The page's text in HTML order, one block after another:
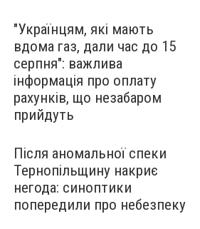
"Українцям, які мають
вдома газ, дали час до 15
серпня": важлива
інформація про оплату
рахунків, що незабаром
прийдуть
Після аномальної спеки
Тернопільщину накриє
негода: синоптики
попередили про небезпеку